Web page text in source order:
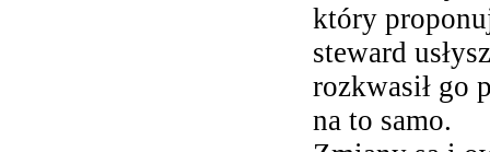
który
steward
rozkwasił go
na to samo.